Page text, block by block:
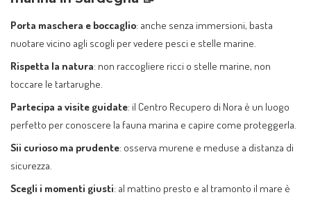
Porta maschera e boccaglio: anche senza immersioni, basta
nuotare vicino agli scogli per vedere pesci e stelle marine.
Rispetta la natura: non raccogliere ricci o stelle marine, non
toccare le tartarughe.
Partecipa a visite guidate: il Centro Recupero di Nora è un luogo
perfetto per conoscere la fauna marina e capire come proteggerla.
Sii curioso ma prudente: osserva murene e meduse a distanza di
sicurezza.
Scegli i momenti giusti: al mattino presto e al tramonto il mare è